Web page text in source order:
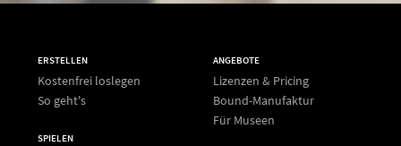
ERSTELLEN
Kostenfrei loslegen
So geht's
SPIELEN
ANGEBOTE
Lizenzen & Pricing
Bound-Manufaktur
Für Museen